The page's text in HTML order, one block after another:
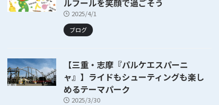
ルフールを笑顔で過ごそう
2025/4/1
ブログ
【三重・志摩『パルケエスパーニ
ャ』】ライドもシューティングも楽し
めるテーマパーク
2025/3/30